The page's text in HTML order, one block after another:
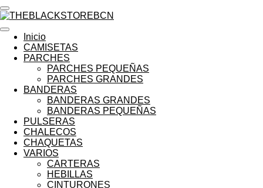
Ir
al
contenido
principal
Inicio
CAMISETAS
PARCHES
PARCHES PEQUEÑAS
PARCHES GRANDES
BANDERAS
BANDERAS GRANDES
BANDERAS PEQUEÑAS
PULSERAS
CHALECOS
CHAQUETAS
VARIOS
CARTERAS
HEBILLAS
CINTURONES